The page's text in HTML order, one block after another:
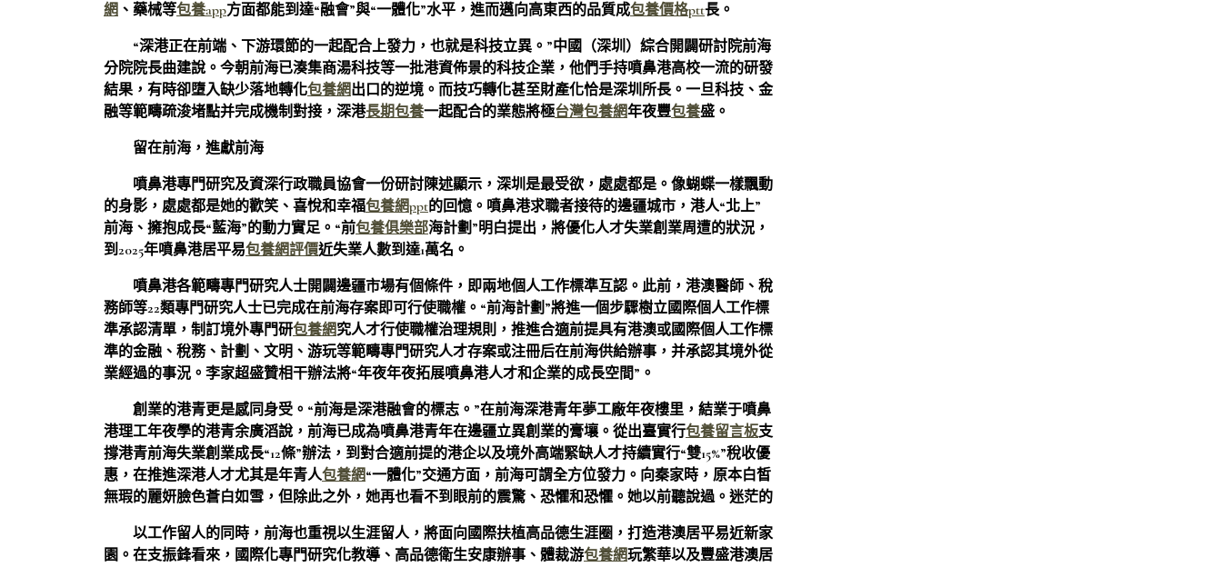
網 、藥械等包養app方面都能到達“融會”與“一體化”水平，進而邁向高東西的品質成包養價格ptt長。
“深港正在前端、下游環節的一起配合上發力，也就是科技立異。”中國（深圳）綜合開闢研討院前海
分院院長曲建說。今朝前海已湊集商湯科技等一批港資佈景的科技企業，他們手持噴鼻港高校一流的研發
結果，有時卻墮入缺少落地轉化包養網出口的逆境。而技巧轉化甚至財產化恰是深圳所長。一旦科技、金
融等範疇疏浚堵點并完成機制對接，深港長期包養一起配合的業態將極台灣包養網年夜豐包養盛。
留在前海，進獻前海
噴鼻港專門研究及資深行政職員協會一份研討陳述顯示，深圳是最受欲，處處都是。像蝴蝶一樣飄動
的身影，處處都是她的歡笑、喜悅和幸福包養網ppt的回憶。噴鼻港求職者接待的邊疆城市，港人“北上”
前海、擁抱成長“藍海”的動力實足。“前包養俱樂部海計劃”明白提出，將優化人才失業創業周遭的狀況，
到2025年噴鼻港居平易包養網評價近失業人數到達1萬名。
噴鼻港各範疇專門研究人士開闢邊疆市場有個條件，即兩地個人工作標準互認。此前，港澳醫師、稅
務師等22類專門研究人士已完成在前海存案即可行使職權。“前海計劃”將進一個步驟樹立國際個人工作標
準承認清單，制訂境外專門研包養網究人才行使職權治理規則，推進合適前提具有港澳或國際個人工作標
準的金融、稅務、計劃、文明、游玩等範疇專門研究人才存案或注冊后在前海供給辦事，并承認其境外從
業經過的事況。李家超盛贊相干辦法將“年夜年夜拓展噴鼻港人才和企業的成長空間”。
創業的港青更是感同身受。“前海是深港融會的標志。”在前海深港青年夢工廠年夜樓里，結業于噴鼻
港理工年夜學的港青余廣滔說，前海已成為噴鼻港青年在邊疆立異創業的膏壤。從出臺實行包養留言板支
撐港青前海失業創業成長“12條”辦法，到對合適前提的港企以及境外高端緊缺人才持續實行“雙15%”稅收優
惠，在推進深港人才尤其是年青人包養網“一體化”交通方面，前海可謂全方位發力。向秦家時，原本白皙
無瑕的麗妍臉色蒼白如雪，但除此之外，她再也看不到眼前的震驚、恐懼和恐懼。她以前聽說過。迷茫的
以工作留人的同時，前海也重視以生涯留人，將面向國際扶植高品德生涯圈，打造港澳居平易近新家
園。在支振鋒看來，國際化專門研究化教導、高品德衛生安康辦事、體裁游包養網玩繁華以及豐盛港澳居